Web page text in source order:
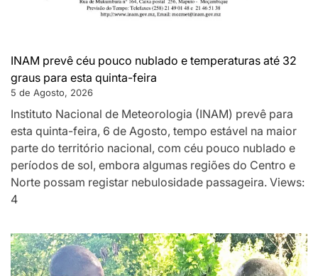
INAM prevê céu pouco nublado e temperaturas até 32
graus para esta quinta-feira
5 de Agosto, 2026
Instituto Nacional de Meteorologia (INAM) prevê para
esta quinta-feira, 6 de Agosto, tempo estável na maior
parte do território nacional, com céu pouco nublado e
períodos de sol, embora algumas regiões do Centro e
Norte possam registar nebulosidade passageira. Views:
4